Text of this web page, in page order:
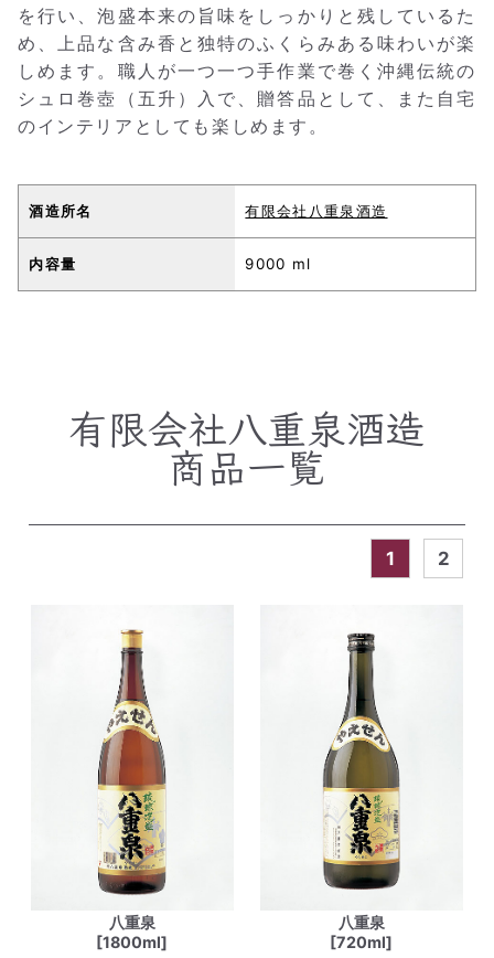
を行い、泡盛本来の旨味をしっかりと残しているた
め、上品な含み香と独特のふくらみある味わいが楽
しめます。職人が一つ一つ手作業で巻く沖縄伝統の
シュロ巻壺（五升）入で、贈答品として、また自宅
のインテリアとしても楽しめます。
酒造所名 有限会社八重泉酒造
内容量 9000 ml
有限会社八重泉酒造
商品一覧
1 2
八重泉
[1800ml]
八重泉
[720ml]